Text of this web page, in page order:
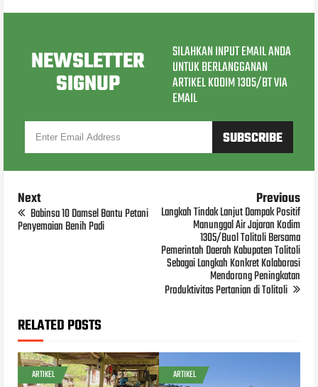
NEWSLETTER
SIGNUP
SILAHKAN INPUT EMAIL ANDA
UNTUK BERLANGGANAN
ARTIKEL KODIM 1305/BT VIA
EMAIL
Next
Babinsa 10 Damsel Bantu Petani
Penyemaian Benih Padi
Previous
Langkah Tindak Lanjut Dampak Positif
Manunggal Air Jajaran Kodim
1305/Buol Tolitoli Bersama
Pemerintah Daerah Kabupaten Tolitoli
Sebagai Langkah Konkret Kolaborasi
Mendorong Peningkatan
Produktivitas Pertanian di Tolitoli
RELATED POSTS
ARTIKEL ARTIKEL